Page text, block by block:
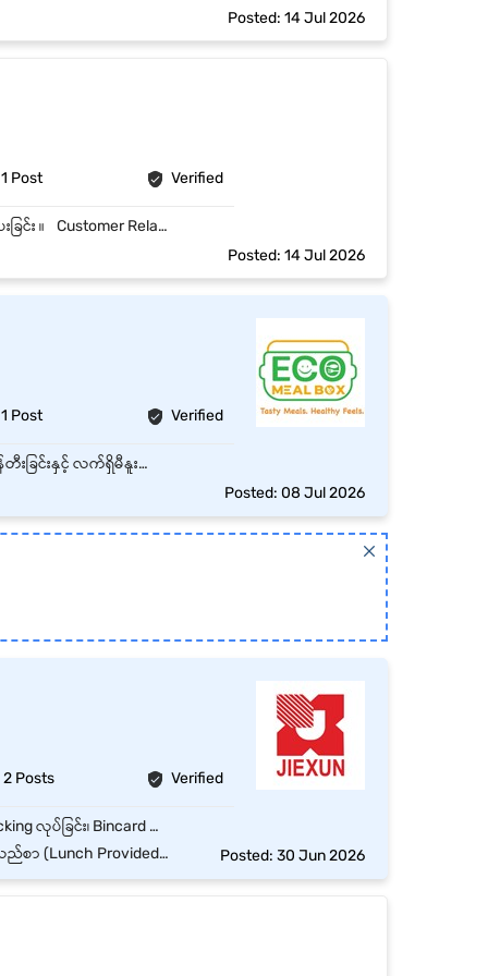
Posted: 14 Jul 2026
1 Post Verified
Sales Strategy နှင့် Plan များရေးဆွဲခြင်း။ Sales Team ကို ဉီးဆောင်ပီး Training , Coaching ပေးခြင်း ။ Customer Relationship ကို ထိန်းသိမ်းပီး လုပ်ငန်းတိုးချဲ့မှူများ ဆောင်ရွက်ခြင်း။ Customer များ၏ လိုအပ်ချက်များကို သုံးသပ်၍ Customer Satisfaction နှင့် Service Quality မြှင့်တင်ခြင်း ။ Stock Control နှင့် Inventory Management ကို တိကျမှန်ကန်စွာ စီမံခြင်:။ ဆိုင်အားလုံး အတွက် Sales Target များ သတ်မှတ်ခြင်းနှင့် အကောင်အထည်ဖော်ခြင်း။
Posted: 14 Jul 2026
1 Post Verified
Menu Design: ကျန်းမာရေးနှင့်ညီညွတ်သော (Healthy & Nutritious) မီနူးအသစ်များကို တီထွင်ဖန်တီးခြင်းနှင့် လက်ရှိမီနူးများကို အမြဲမပြတ် တိုးတက်အောင်ဆောင်ရွက်ခြင်း။ Meal Preparation: သန့်ရှင်းလတ်ဆတ်သော ကုန်ကြမ်းပစ္စည်းများကို အသုံးပြု၍ သတ်မှတ်ထားသည့် အချိန်ဇယားအတိုင်း အစားအစာများကို စနစ်တကျ ချက်ပြုတ်ပြင်ဆင်ခြင်း။ Food Safety & Hygiene: အစားအစာ ဘေးကင်းလုံခြုံမှုနှင့် တစ်ကိုယ်ရေသန့်ရှင်းမှု စံနှုန်းများကို အမြင့်ဆုံးအတိုင်းအတာအထိ လိုက်နာဆောင်ရွက်ခြင်း။ Cost Control: ကုန်ကြမ်းပစ္စည်းများ အလေအလွင့်မရှိစေရန် စီမံခန့်ခွဲခြင်းနှင့် Inventory စာရင်းများကို စနစ်တကျ ထိန်းသိမ်းခြင်း။ Quality Control: ထွက်ရှိလာသော Meal Box တစ်ခုချင်းစီ၏ အရသာ၊ ပုံစံနှင့် အရည်အသွေးကို စစ်ဆေးခြင်း။
Posted: 08 Jul 2026
2 Posts Verified
Code, Pcs & Ctns အရေအတွက်နှင့် ပစ္စည်းအဝင်အထွက်များအား QC စစ်ဆေးခြင်း၊ Picking & Packing လုပ်ခြင်း၊ Bincard & Ground Stock တိုက်ဆိုင်စစ်ဆေးခြင်း။
Allowance) + Uniform Posted: 30 Jun 2026